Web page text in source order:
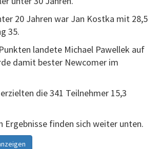
20 Jahren war Jan Kostka mit 28,5
35.
landete Michael Pawellek auf
damit bester Newcomer im
die 341 Teilnehmer 15,3
Ergebnisse finden sich weiter unten.